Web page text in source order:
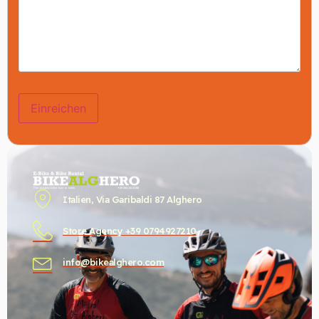
Italien, Via Garibaldi 87 Alghero
Store Agency +39 0794927210
info@bikealghero.com